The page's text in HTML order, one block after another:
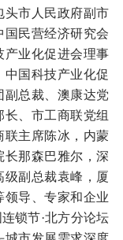
头市人民政府副市
民营经济研究会
产业化促进会理事
国科技产业化促
总裁、澳康达党
、市工商联党组
联主席陈冰，内蒙
那森巴雅尔，深
副总裁袁峰，厦
领导、专家和企业
锁节·北方分论坛